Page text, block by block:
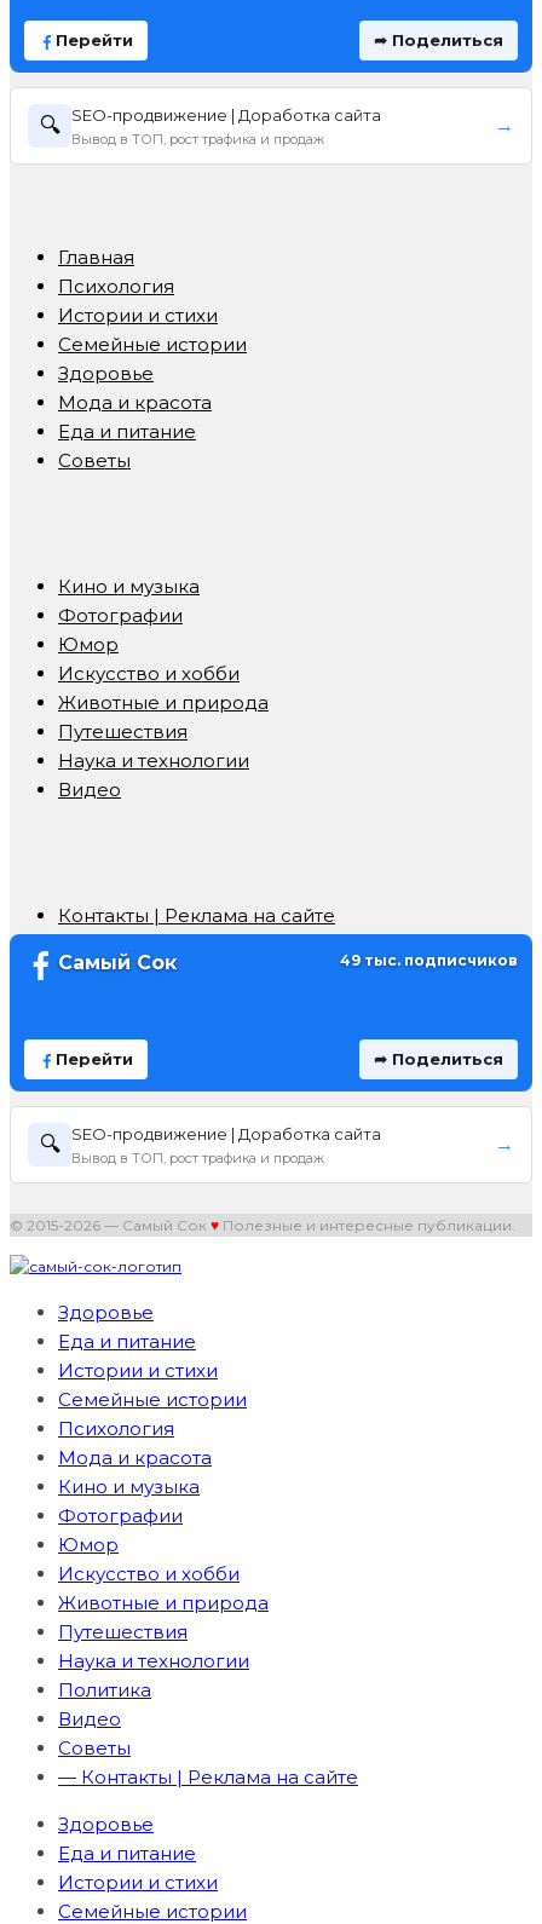
Перейти ➦ Поделиться
🔍 SEO-продвижение | Доработка сайта
Вывод в ТОП, рост трафика и продаж
→
Главная
Психология
Истории и стихи
Семейные истории
Здоровье
Мода и красота
Еда и питание
Советы
Кино и музыка
Фотографии
Юмор
Искусство и хобби
Животные и природа
Путешествия
Наука и технологии
Видео
Контакты | Реклама на сайте
Самый Сок 49 тыс. подписчиков
Перейти ➦ Поделиться
🔍 SEO-продвижение | Доработка сайта
Вывод в ТОП, рост трафика и продаж
→
© 2015-2026 — Самый Сок ♥ Полезные и интересные публикации.
Здоровье
Еда и питание
Истории и стихи
Семейные истории
Психология
Мода и красота
Кино и музыка
Фотографии
Юмор
Искусство и хобби
Животные и природа
Путешествия
Наука и технологии
Политика
Видео
Советы
— Контакты | Реклама на сайте
Здоровье
Еда и питание
Истории и стихи
Семейные истории